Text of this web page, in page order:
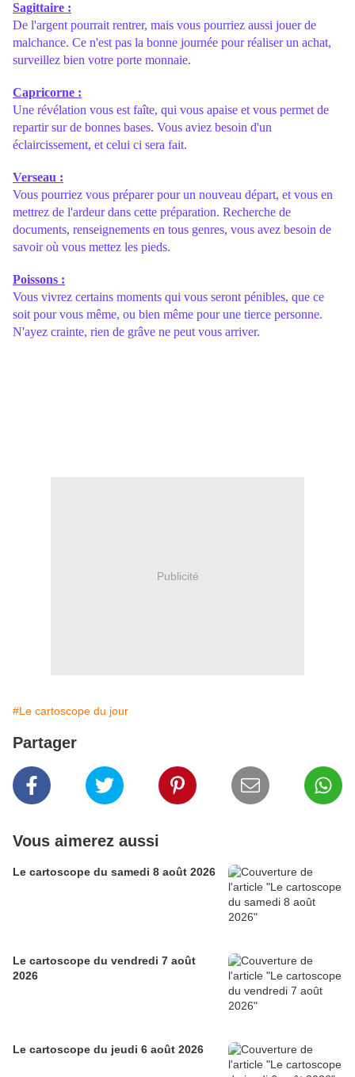
Sagittaire :
De l'argent pourrait rentrer, mais vous pourriez aussi jouer de
malchance. Ce n'est pas la bonne journée pour réaliser un achat,
surveillez bien votre porte monnaie.
Capricorne :
Une révélation vous est faîte, qui vous apaise et vous permet de
repartir sur de bonnes bases. Vous aviez besoin d'un
éclaircissement, et celui ci sera fait.
Verseau :
Vous pourriez vous préparer pour un nouveau départ, et vous en
mettrez de l'ardeur dans cette préparation. Recherche de
documents, renseignements en tous genres, vous avez besoin de
savoir où vous mettez les pieds.
Poissons :
Vous vivrez certains moments qui vous seront pénibles, que ce
soit pour vous même, ou bien même pour une tierce personne.
N'ayez crainte, rien de grâve ne peut vous arriver.
Publicité
#Le cartoscope du jour
Partager
Vous aimerez aussi
Le cartoscope du samedi 8 août 2026
Le cartoscope du vendredi 7 août
2026
Le cartoscope du jeudi 6 août 2026